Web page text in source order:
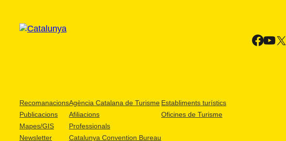
Recomanacions
Publicacions
Mapes/GIS
Newsletter
Agència Catalana de Turisme
Afiliacions
Professionals
Catalunya Convention Bureau
Establiments turístics
Oficines de Turisme